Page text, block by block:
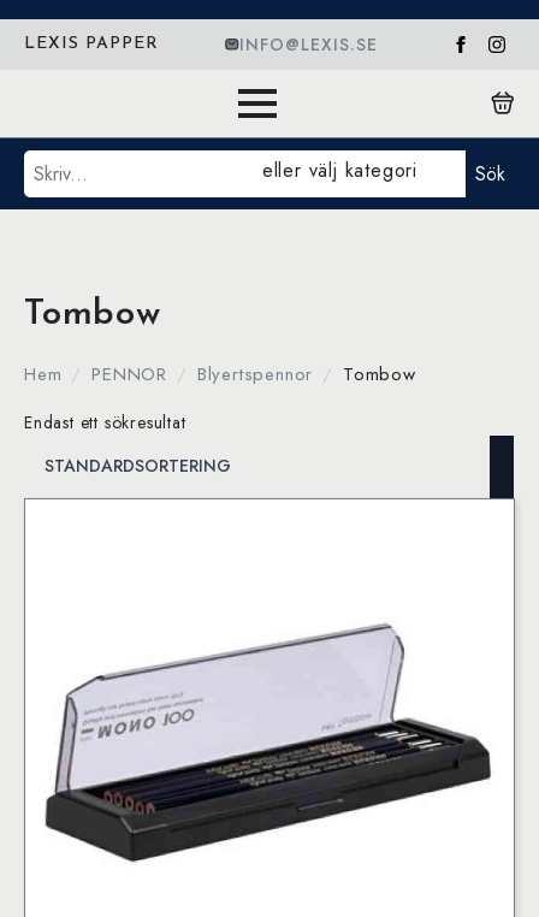
LEXIS PAPPER INFO@LEXIS.SE
Sök eller välj kategori Sök
Tombow
Hem PENNOR Blyertspennor Tombow
Endast ett sökresultat